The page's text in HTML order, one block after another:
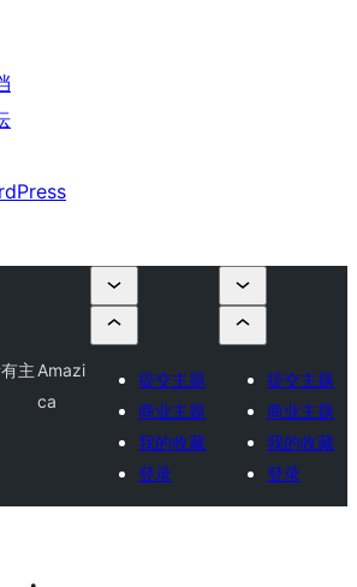
主 Amazi
ca
提交主题
商业主题
我的收藏
登录
提交主题
商业主题
我的收藏
登录